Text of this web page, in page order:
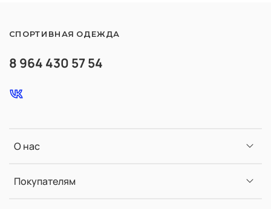
О нас
Покупателям
8 964 430 57 54
СПОРТИВНАЯ ОДЕЖДА